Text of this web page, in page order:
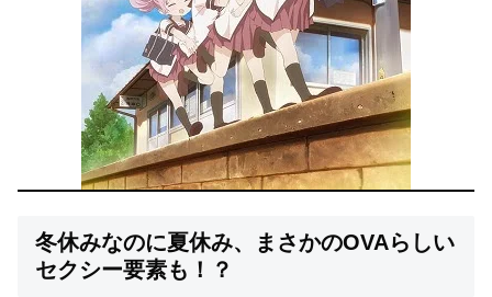
冬休みなのに夏休み、まさかのOVAらしい
セクシー要素も！？